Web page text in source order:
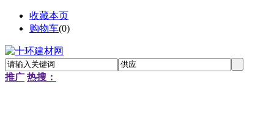
收藏本页
购物车(0)
推广 热搜：